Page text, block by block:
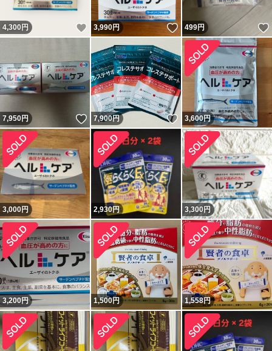
4,300 円 いいね！
3,990円 いいね！
499円
7,950円 いいね！
7,900円 いいね！
3,600円
3,000円 2,930円 3,300円
3,200円 1,500円 1,558円